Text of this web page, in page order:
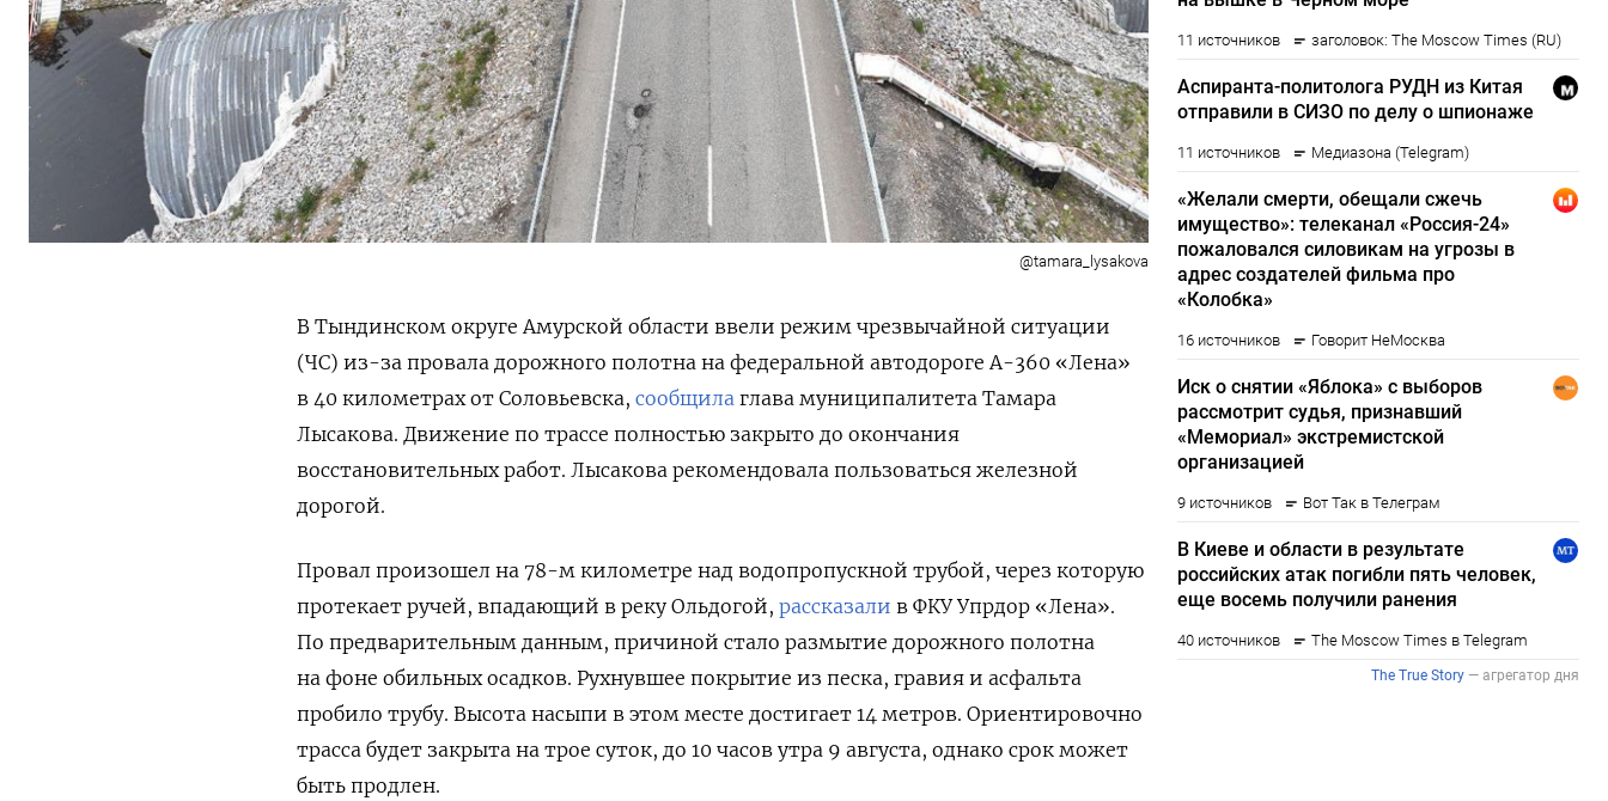
@tamara_lysakova
В Тындинском округе Амурской области ввели режим чрезвычайной ситуации
(ЧС) из-за провала дорожного полотна на федеральной автодороге А-360 «Лена»
в 40 километрах от Соловьевска, сообщила глава муниципалитета Тамара
Лысакова. Движение по трассе полностью закрыто до окончания
восстановительных работ. Лысакова рекомендовала пользоваться железной
дорогой.
Провал произошел на 78-м километре над водопропускной трубой, через которую
протекает ручей, впадающий в реку Ольдогой, рассказали в ФКУ Упрдор «Лена».
По предварительным данным, причиной стало размытие дорожного полотна
на фоне обильных осадков. Рухнувшее покрытие из песка, гравия и асфальта
пробило трубу. Высота насыпи в этом месте достигает 14 метров. Ориентировочно
трасса будет закрыта на трое суток, до 10 часов утра 9 августа, однако срок может
быть продлен.